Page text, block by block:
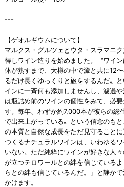
---
【ゲオルギウムについて】
マルクス・グルツェとウタ・スラマニ
得しワイン造りを始めました。〝ワイ
体が熟すまで、大樽の中で澱と共に12
るだけ長くゆっくりと旅をするんだ〟
インに一斉何も添加しませんし、濾過
は瓶詰め前のワインの個性をみて、必
す。毎年、わずか約7,000本が彼らの総
で出来上がっている〟という信念のも
の本質と自然な成長をただ見守ること
つくるナチュラルワインは、いわゆる
いない。ただ純粋にワインが好きな人
が立つテロワールとの絆を信じている
らとの絆も信じているんだ。」と静か
かけます。